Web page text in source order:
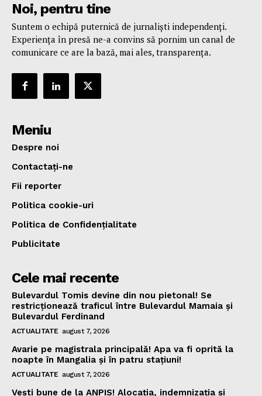
Noi, pentru tine
Suntem o echipă puternică de jurnaliști independenți.
Experiența în presă ne-a convins să pornim un canal de
comunicare ce are la bază, mai ales, transparența.
Meniu
Despre noi
Contactați-ne
Fii reporter
Politica cookie-uri
Politica de Confidențialitate
Publicitate
Cele mai recente
Bulevardul Tomis devine din nou pietonal! Se
restricționează traficul între Bulevardul Mamaia și
Bulevardul Ferdinand
ACTUALITATE august 7, 2026
Avarie pe magistrala principală! Apa va fi oprită la
noapte în Mangalia și în patru stațiuni!
ACTUALITATE august 7, 2026
Vești bune de la ANPIS! Alocația, indemnizația și